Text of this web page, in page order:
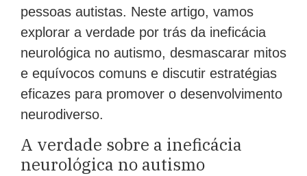
pessoas autistas. Neste artigo, vamos
explorar a verdade por trás da ineficácia
neurológica no autismo, desmascarar mitos
e equívocos comuns e discutir estratégias
eficazes para promover o desenvolvimento
neurodiverso.
A verdade sobre a ineficácia
neurológica no autismo